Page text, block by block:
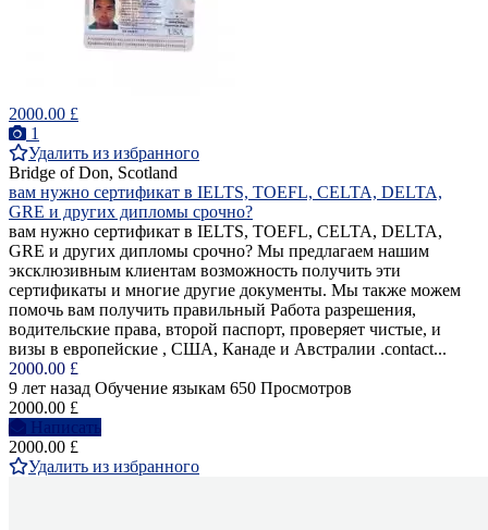
2000.00 £
1
Удалить из избранного
Bridge of Don, Scotland
вам нужно сертификат в IELTS, TOEFL, CELTA, DELTA,
GRE и других дипломы срочно?
вам нужно сертификат в IELTS, TOEFL, CELTA, DELTA,
GRE и других дипломы срочно? Мы предлагаем нашим
эксклюзивным клиентам возможность получить эти
сертификаты и многие другие документы. Мы также можем
помочь вам получить правильный Работа разрешения,
водительские права, второй паспорт, проверяет чистые, и
визы в европейские , США, Канаде и Австралии .contact...
2000.00 £
9 лет назад Обучение языкам 650 Просмотров
2000.00 £
Написать
2000.00 £
Удалить из избранного